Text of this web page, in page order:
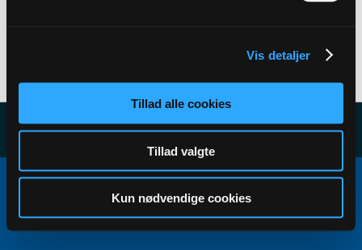
Vis detaljer
Tillad alle cookies
Tillad valgte
Kun nødvendige cookies
Copyright ©2000 - 2026, Jelsoft Enterprises Ltd.
All times are GMT+1. This page was generated at 00:41.